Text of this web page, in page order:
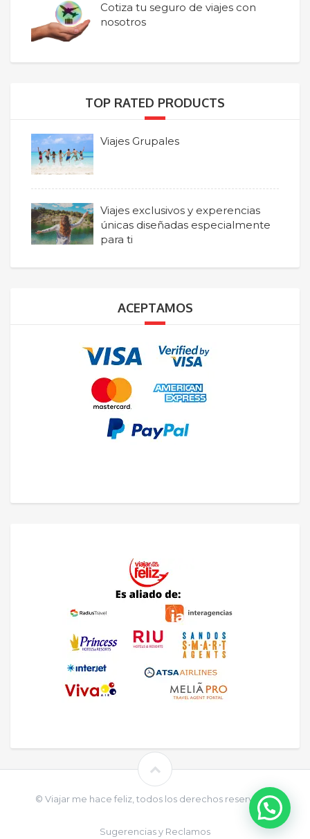
Cotiza tu seguro de viajes con
nosotros
TOP RATED PRODUCTS
Viajes Grupales
Viajes exclusivos y experencias
únicas diseñadas especialmente
para ti
ACEPTAMOS
© Viajar me hace feliz, todos los derechos reservados
Sugerencias y Reclamos